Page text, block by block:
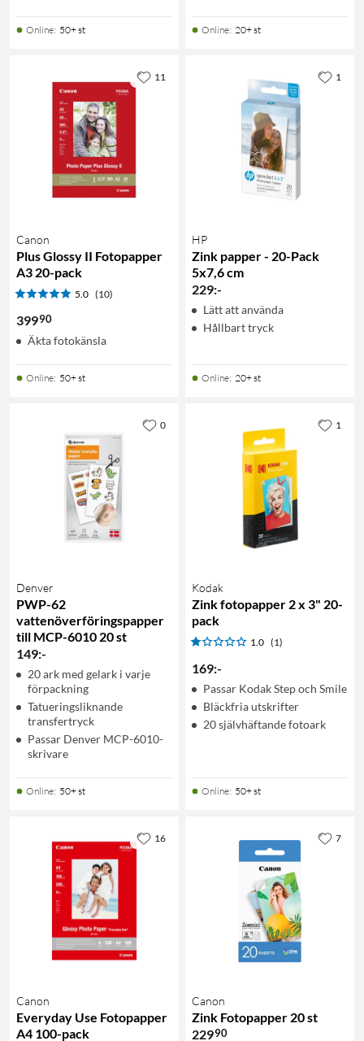
Online: 50+ st Online: 20+ st
Canon
Plus Glossy II Fotopapper
A3 20-pack
5.0 (10)
39990
Äkta fotokänsla
Online: 50+ st
11
HP
Zink papper - 20-Pack
5x7,6 cm
229:-
Lätt att använda
Hållbart tryck
Online: 20+ st
1
Denver
PWP-62
vattenöverföringspapper
till MCP-6010 20 st
149:-
20 ark med gelark i varje
förpackning
Tatueringsliknande
transfertryck
Passar Denver MCP-6010-
skrivare
Online: 50+ st
0
Kodak
Zink fotopapper 2 x 3" 20-
pack
1.0 (1)
169:-
Passar Kodak Step och Smile
Bläckfria utskrifter
20 självhäftande fotoark
Online: 50+ st
1
Canon
Everyday Use Fotopapper
A4 100-pack
16
Canon
Zink Fotopapper 20 st
22990
7